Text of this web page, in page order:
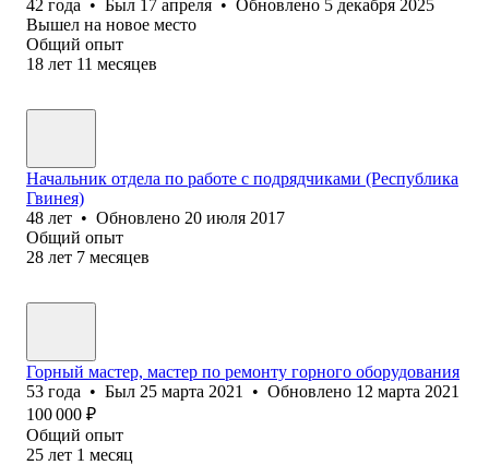
42 года • Был 17 апреля • Обновлено 5 декабря 2025
Вышел на новое место
Общий опыт
18 лет 11 месяцев
Начальник отдела по работе с подрядчиками (Республика
Гвинея)
48 лет • Обновлено 20 июля 2017
Общий опыт
28 лет 7 месяцев
Горный мастер, мастер по ремонту горного оборудования
53 года • Был 25 марта 2021 • Обновлено 12 марта 2021
100 000 ₽
Общий опыт
25 лет 1 месяц